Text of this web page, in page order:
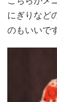
にぎりなど
のもいいで